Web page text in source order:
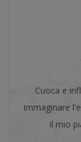
Cuoca e
immaginare
il mio